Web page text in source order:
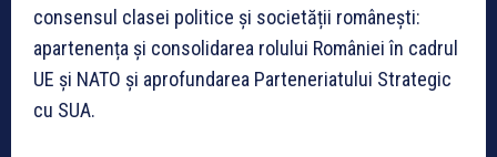
consensul clasei politice și societății românești:
apartenența și consolidarea rolului României în cadrul
UE și NATO și aprofundarea Parteneriatului Strategic
cu SUA.